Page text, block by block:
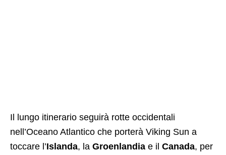
Il lungo itinerario seguirà rotte occidentali
nell’Oceano Atlantico che porterà Viking Sun a
toccare l’Islanda, la Groenlandia e il Canada, per